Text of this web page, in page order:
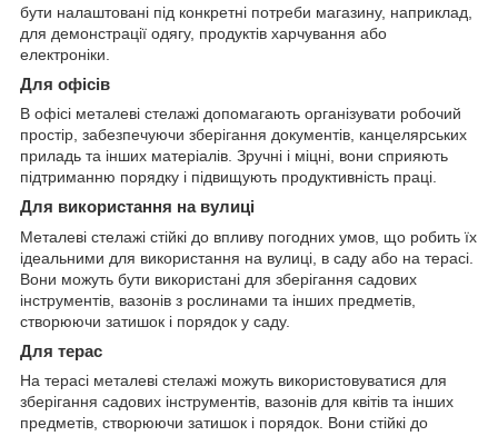
бути налаштовані під конкретні потреби магазину, наприклад,
для демонстрації одягу, продуктів харчування або
електроніки.
Для офісів
В офісі металеві стелажі допомагають організувати робочий
простір, забезпечуючи зберігання документів, канцелярських
приладь та інших матеріалів. Зручні і міцні, вони сприяють
підтриманню порядку і підвищують продуктивність праці.
Для використання на вулиці
Металеві стелажі стійкі до впливу погодних умов, що робить їх
ідеальними для використання на вулиці, в саду або на терасі.
Вони можуть бути використані для зберігання садових
інструментів, вазонів з рослинами та інших предметів,
створюючи затишок і порядок у саду.
Для терас
На терасі металеві стелажі можуть використовуватися для
зберігання садових інструментів, вазонів для квітів та інших
предметів, створюючи затишок і порядок. Вони стійкі до